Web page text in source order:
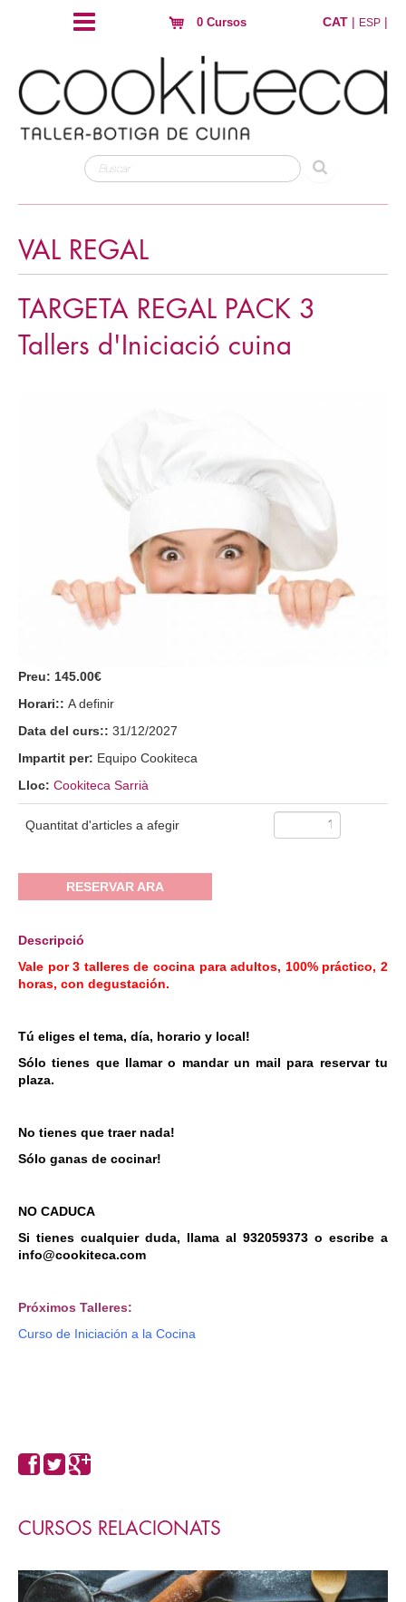
0 Cursos CAT | ESP |
VAL REGAL
TARGETA REGAL PACK 3
Tallers d'Iniciació cuina
Preu: 145.00€
Horari:: A definir
Data del curs:: 31/12/2027
Impartit per: Equipo Cookiteca
Lloc: Cookiteca Sarrià
Quantitat d'articles a afegir
RESERVAR ARA
Descripció
Vale por 3 talleres de cocina para adultos, 100% práctico, 2
horas, con degustación.
Tú eliges el tema, día, horario y local!
Sólo tienes que llamar o mandar un mail para reservar tu
plaza.
No tienes que traer nada!
Sólo ganas de cocinar!
NO CADUCA
Si tienes cualquier duda, llama al 932059373 o escribe a
info@cookiteca.com
Próximos Talleres:
Curso de Iniciación a la Cocina
CURSOS RELACIONATS